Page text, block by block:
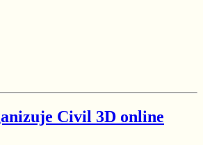
Civil 3D online